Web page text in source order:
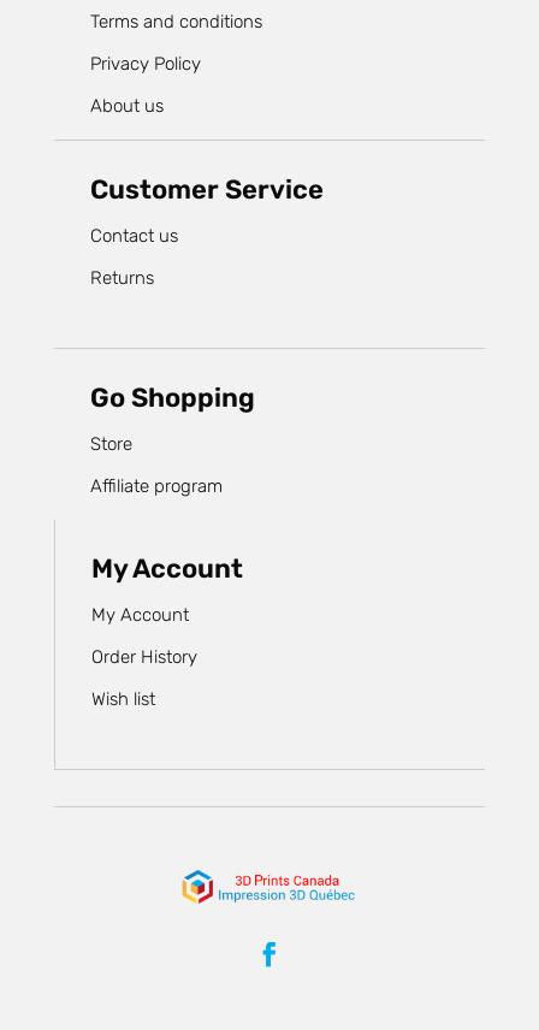
Terms and conditions
Privacy Policy
About us
Customer Service
Contact us
Returns
Go Shopping
Store
Affiliate program
My Account
My Account
Order History
Wish list